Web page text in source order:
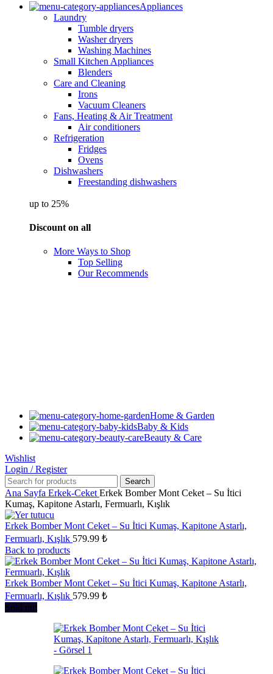
Appliances
Laundry
Tumble dryers
Washer dryers
Washing Machines
Small Kitchen Appliances
Blenders
Care and Cleaning
Irons
Vacuum Cleaners
Fans, Heating & Air Treatment
Air conditioners
Refrigeration
Fridges
Ovens
Dishwashers
Freestanding dishwashers
up to 25%
Discount on all
More Ways to Shop
Top Selling
Our Recommends
Home & Garden
Baby & Kids
Beauty & Care
Wishlist
Login / Register
Search
Ana Sayfa Erkek-Ceket Erkek Bomber Mont Ceket – Su İtici
Kumaş, Kapitone Astarlı, Fermuarlı, Kışlık
Erkek Bomber Mont Ceket – Su İtici Kumaş, Kapitone Astarlı,
Fermuarlı, Kışlık 579.99 ₺
Back to products
Erkek Bomber Mont Ceket – Su İtici Kumaş, Kapitone Astarlı,
Fermuarlı, Kışlık 579.99 ₺
Sold out